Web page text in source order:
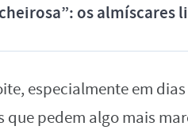
os
especialmente em
que pedem algo mais